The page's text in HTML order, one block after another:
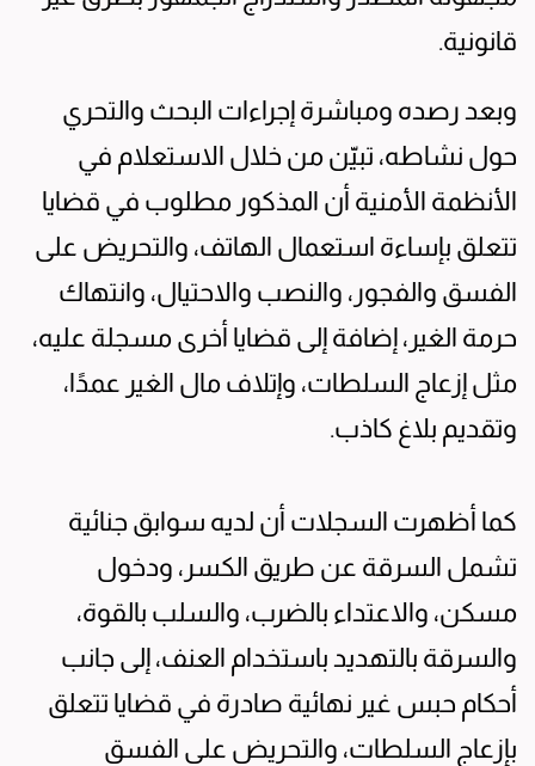
قانونية.
وبعد رصده ومباشرة إجراءات البحث والتحري
حول نشاطه، تبيّن من خلال الاستعلام في
الأنظمة الأمنية أن المذكور مطلوب في قضايا
تتعلق بإساءة استعمال الهاتف، والتحريض على
الفسق والفجور، والنصب والاحتيال، وانتهاك
حرمة الغير، إضافة إلى قضايا أخرى مسجلة عليه،
مثل إزعاج السلطات، وإتلاف مال الغير عمدًا،
وتقديم بلاغ كاذب.
كما أظهرت السجلات أن لديه سوابق جنائية
تشمل السرقة عن طريق الكسر، ودخول
مسكن، والاعتداء بالضرب، والسلب بالقوة،
والسرقة بالتهديد باستخدام العنف، إلى جانب
أحكام حبس غير نهائية صادرة في قضايا تتعلق
بإزعاج السلطات، والتحريض على الفسق